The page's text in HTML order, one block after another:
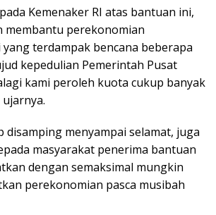
Kemenaker RI atas bantuan ini,
membantu perekonomian
terdampak bencana beberapa
kepedulian Pemerintah Pusat
kami peroleh kuota cukup banyak
disamping menyampai selamat, juga
masyarakat penerima bantuan
dengan semaksimal mungkin
perekonomian pasca musibah